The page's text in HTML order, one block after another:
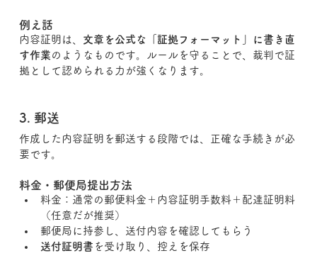
例え話
内容証明は、 文章を公式な「証拠フォーマット」に書き直
す作業 のようなものです。ルールを守ることで、裁判で証
拠として認められる力が強くなります。
3. 郵送
作成した内容証明を郵送する段階では、正確な手続きが必
要です。
料金・郵便局提出方法
料金：通常の郵便料金＋内容証明手数料＋配達証明料
（任意だが推奨）
郵便局に持参し、送付内容を確認してもらう
送付証明書 を受け取り、控えを保存